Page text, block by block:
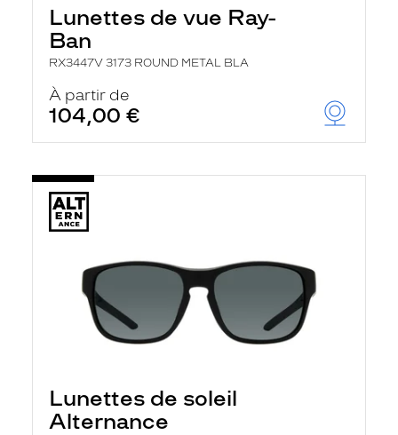
Lunettes de vue Ray-
Ban
RX3447V 3173 ROUND METAL BLA
À partir de
104,00 €
Lunettes de soleil
Alternance